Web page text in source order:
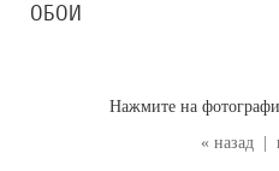
« назад
Нажмите на
ОБОИ